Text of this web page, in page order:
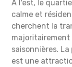
À l'est, le
calme et
cherchent la
majoritairement
saisonnières. La
est une